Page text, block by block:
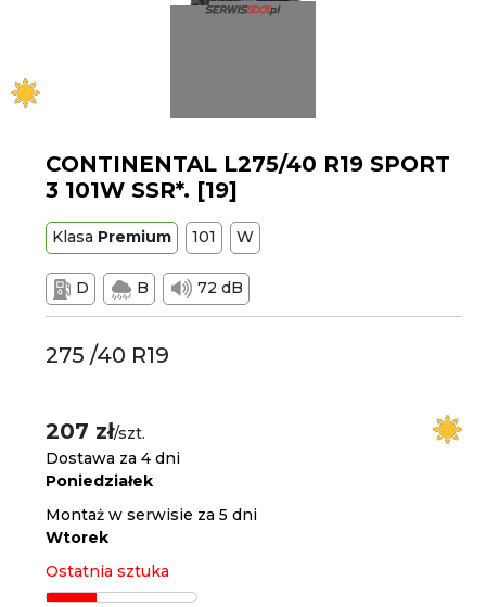
CONTINENTAL L275/40 R19 SPORT
3 101W SSR*. [19]
Klasa Premium 101 W
D B 72 dB
275 /40 R19
207 zł/szt.
Dostawa za 4 dni
Poniedziałek
Montaż w serwisie za 5 dni
Wtorek
Ostatnia sztuka